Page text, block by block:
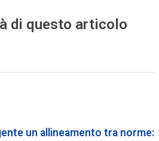
di questo articolo
un allineamento tra norme: